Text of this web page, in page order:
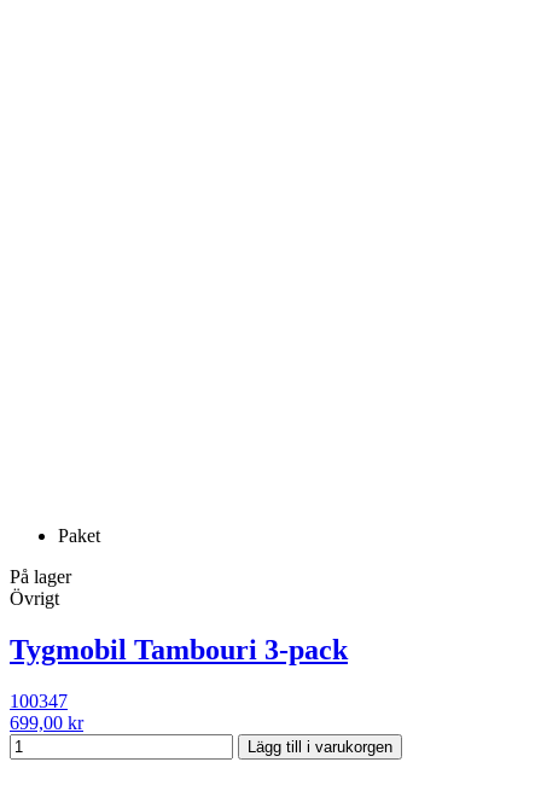
Paket
På lager
Övrigt
Tygmobil Tambouri 3-pack
100347
699,00 kr
Lägg till i varukorgen